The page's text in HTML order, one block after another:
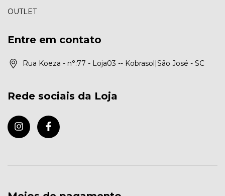
OUTLET
Entre em contato
Rua Koeza - n°:77 - Loja03 -- Kobrasol|São José - SC
Rede sociais da Loja